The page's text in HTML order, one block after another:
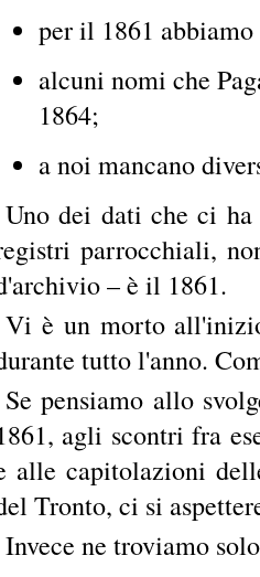
per il 1861
alcuni nomi che
1864;
a noi mancano
Uno dei dati che ci
parrocchiali,
– è il 1861.
Vi è un morto
tutto l'anno.
Se pensiamo allo
agli scontri fra
alle capitolazioni
Tronto, ci si
Invece ne troviamo